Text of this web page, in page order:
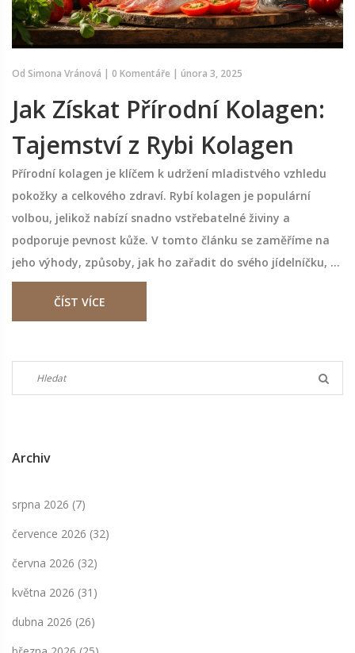
Od Simona Vránová | 0 Komentáře | února 3, 2025
Jak Získat Přírodní Kolagen:
Tajemství z Rybi Kolagen
Přírodní kolagen je klíčem k udržení mladistvého vzhledu
pokožky a celkového zdraví. Rybí kolagen je populární
volbou, jelikož nabízí snadno vstřebatelné živiny a
podporuje pevnost kůže. V tomto článku se zaměříme na
jeho výhody, způsoby, jak ho zařadit do svého jídelníčku, a
přednosti oproti jiným druhům kolagenu. Podělíme se také
o recepty a tipy, jak si zařadit rybí kolagen do
ČÍST VÍCE
Archiv
srpna 2026 (7)
července 2026 (32)
června 2026 (32)
května 2026 (31)
dubna 2026 (26)